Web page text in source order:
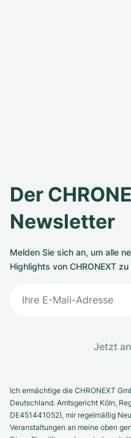
Der
Newsletter
Melden Sie sich an, um alle
Highlights von CHRONEXT
Jetzt
Ich ermächtige die CHRONEXT
Deutschland. Amtsgericht Köln,
DE451441052), mir regelmäßig
Veranstaltungen an meine oben